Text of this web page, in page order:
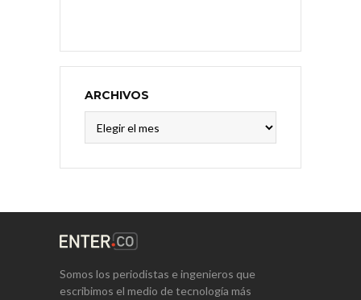
ARCHIVOS
Somos los periodistas e ingenieros que
escribimos el medio de tecnología más